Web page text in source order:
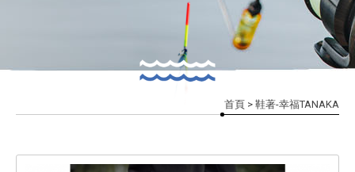
首頁 > 鞋著-幸福TANAKA